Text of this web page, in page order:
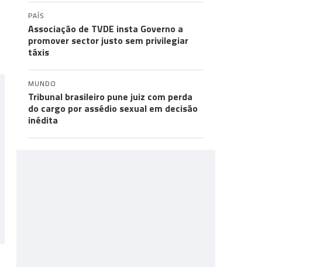
PAÍS
Associação de TVDE insta Governo a
promover sector justo sem privilegiar
táxis
MUNDO
Tribunal brasileiro pune juiz com perda
do cargo por assédio sexual em decisão
inédita